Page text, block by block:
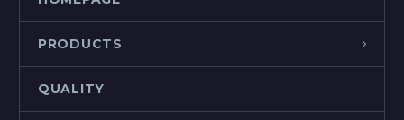
PRODUCTS
QUALITY